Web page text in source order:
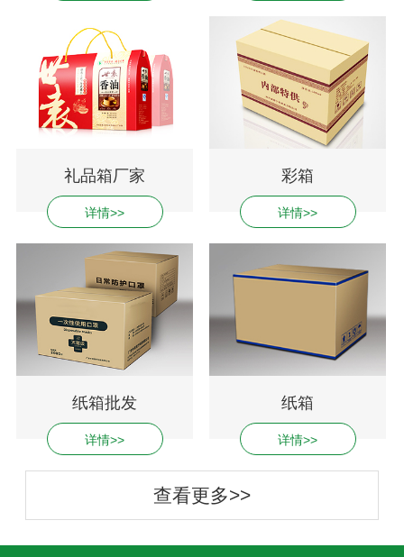
礼品箱厂家
详情>>
彩箱
详情>>
纸箱批发
详情>>
纸箱
详情>>
查看更多>>